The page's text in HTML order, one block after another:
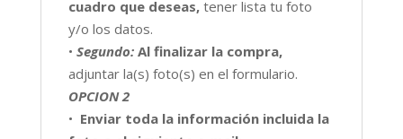
cuadro que deseas,tener lista tu foto
y/o los datos.
• Segundo: Al finalizar la compra,
adjuntar la(s) foto(s) en el formulario.
OPCION 2
• Enviar toda la información incluida la